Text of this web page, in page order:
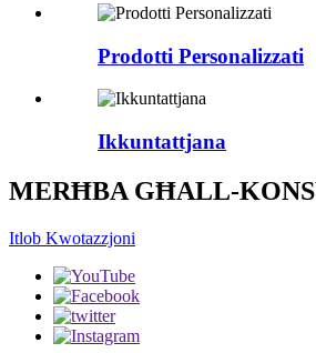
Prodotti Personalizzati
Ikkuntattjana
MERĦBA GĦALL-
Itlob Kwotazzjoni